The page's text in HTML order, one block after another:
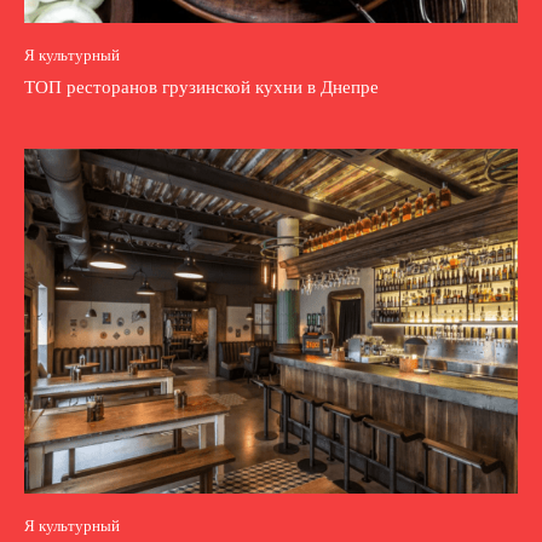
Я культурный
ТОП ресторанов грузинской кухни в Днепре
Я культурный